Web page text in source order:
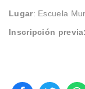
Lugar: Escuela
Inscripción previa: